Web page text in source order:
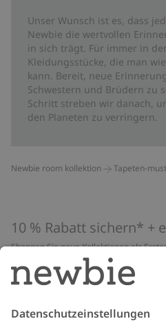
Unser Wunsch ist es, dass
Newbie die wertvollen
in sich trägt. Für immer in
Kleidungsstücke, die man
kann. Bereit, neue
Schwestern und Brüdern zu
Schritt streben wir danach,
den Planeten zu verringern.
Newbie room kollektion Tapeten-
10 % Rabatt sichern* +
Shoppen Sie neue Kollektionen als
Guides und profitieren Sie von
*Gilt nur für deine erste Bestellung und
oder Angeboten kombinierbar. Gilt nicht